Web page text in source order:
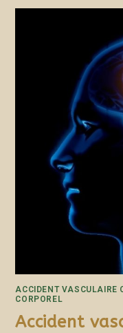
ACCIDENT VASCULAIRE
CORPOREL
Accident